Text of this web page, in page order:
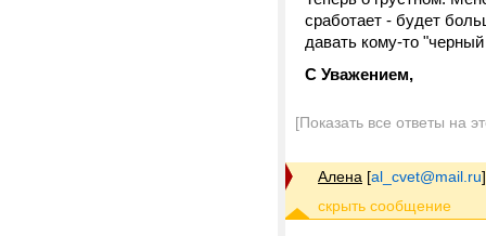
сработает - будет
давать кому-то
С Уважением,
[Показать все ответы на
Алена [al_cvet@mail.ru]